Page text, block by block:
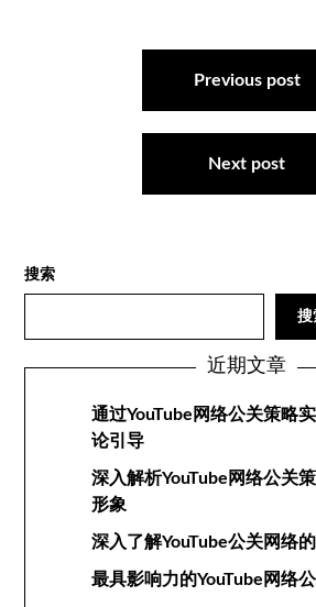
Previous post
Next post
搜索
搜
近期文章
通过YouTube网络公关策略
论引导
深入解析YouTube网络公关
形象
深入了解YouTube公关网络
最具影响力的YouTube网络